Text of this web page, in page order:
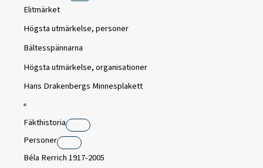
Elitmärket
Högsta utmärkelse, personer
Bältesspännarna
Högsta utmärkelse, organisationer
Hans Drakenbergs Minnesplakett
Fäkthistoria
Personer
Béla Rerrich 1917-2005